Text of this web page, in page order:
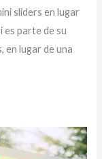
sliders en lugar
es parte de su
en lugar de una